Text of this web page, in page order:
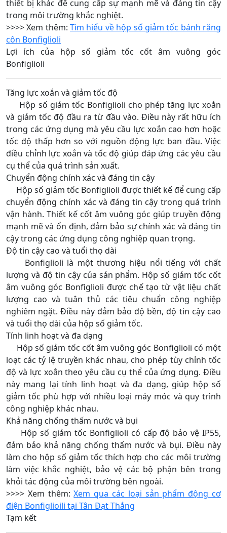
thiết bị khác để cung cấp sự mạnh mẽ và đáng tin cậy
trong môi trường khắc nghiệt.
>>>> Xem thêm:Tìm hiểu về hộp số giảm tốc bánh răng
côn Bonfiglioli
Lợi ích của hộp số giảm tốc cốt âm vuông góc
Bonfiglioli
Tăng lực xoắn và giảm tốc độ
Hộp số giảm tốc Bonfiglioli cho phép tăng lực xoắn
và giảm tốc độ đầu ra từ đầu vào. Điều này rất hữu ích
trong các ứng dụng mà yêu cầu lực xoắn cao hơn hoặc
tốc độ thấp hơn so với nguồn động lực ban đầu. Việc
điều chỉnh lực xoắn và tốc độ giúp đáp ứng các yêu cầu
cụ thể của quá trình sản xuất.
Chuyển động chính xác và đáng tin cậy
Hộp số giảm tốc Bonfiglioli được thiết kế để cung cấp
chuyển động chính xác và đáng tin cậy trong quá trình
vận hành. Thiết kế cốt âm vuông góc giúp truyền động
mạnh mẽ và ổn định, đảm bảo sự chính xác và đáng tin
cậy trong các ứng dụng công nghiệp quan trọng.
Độ tin cậy cao và tuổi thọ dài
Bonfiglioli là một thương hiệu nổi tiếng với chất
lượng và độ tin cậy của sản phẩm. Hộp số giảm tốc cốt
âm vuông góc Bonfiglioli được chế tạo từ vật liệu chất
lượng cao và tuân thủ các tiêu chuẩn công nghiệp
nghiêm ngặt. Điều này đảm bảo độ bền, độ tin cậy cao
và tuổi thọ dài của hộp số giảm tốc.
Tính linh hoạt và đa dạng
Hộp số giảm tốc cốt âm vuông góc Bonfiglioli có một
loạt các tỷ lệ truyền khác nhau, cho phép tùy chỉnh tốc
độ và lực xoắn theo yêu cầu cụ thể của ứng dụng. Điều
này mang lại tính linh hoạt và đa dạng, giúp hộp số
giảm tốc phù hợp với nhiều loại máy móc và quy trình
công nghiệp khác nhau.
Khả năng chống thấm nước và bụi
Hộp số giảm tốc Bonfiglioli có cấp độ bảo vệ IP55,
đảm bảo khả năng chống thấm nước và bụi. Điều này
làm cho hộp số giảm tốc thích hợp cho các môi trường
làm việc khắc nghiệt, bảo vệ các bộ phận bên trong
khỏi tác động của môi trường bên ngoài.
>>>> Xem thêm:Xem qua các loại sản phẩm động cơ
điện Bonfiglioili tại Tân Đạt Thắng
Tạm kết